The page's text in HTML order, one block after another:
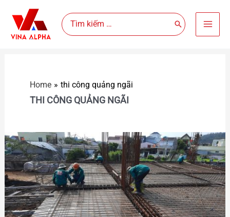
content
Search
for:
Home thi công quảng ngãi
THI CÔNG QUẢNG NGÃI
Công
ty
thi
công
xây
dựng
uy